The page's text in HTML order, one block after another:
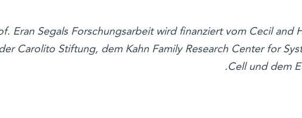
Eran Segals Forschungsarbeit wird finanziert vom Cecil and
Carolito Stiftung, dem Kahn Family Research Center for
Cell und dem